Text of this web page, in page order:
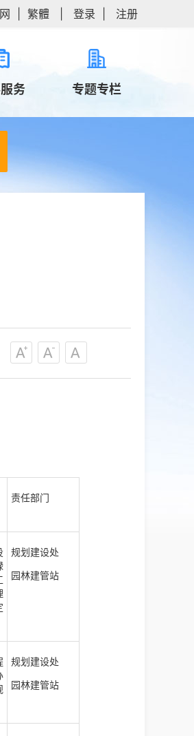
繁體 登录 注册
务 专题专栏
责任部门
规划建设处
园林建管站
规划建设处
园林建管站